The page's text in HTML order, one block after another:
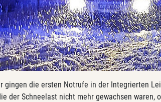
gingen die ersten Notrufe in der Integrierten
der Schneelast nicht mehr gewachsen waren,